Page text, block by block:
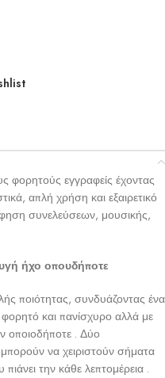
φορητούς εγγραφείς έχοντας
απλή χρήση και εξαιρετικό
συνελεύσεων, μουσικής,
ήχο οπουδήποτε
ποιότητας, συνδυάζοντας ένα
και πανίσχυρο αλλά με
οποιοδήποτε . Δύο
να χειριστούν σήματα
την κάθε λεπτομέρεια .